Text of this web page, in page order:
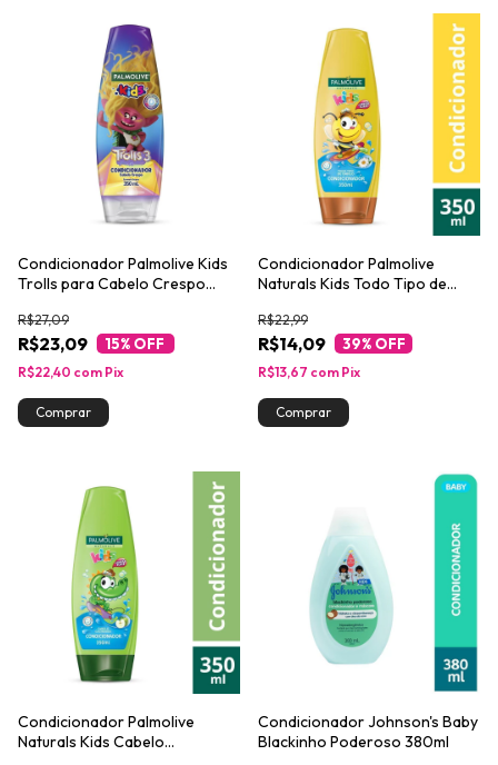
Condicionador Palmolive Kids
Trolls para Cabelo Crespo
R$23,09
R$27,09
15% OFF
R$22,40 com Pix
Condicionador Palmolive
Naturals Kids Todo Tipo de
R$14,09
R$22,99
39% OFF
R$13,67 com Pix
Condicionador Palmolive
Naturals Kids Cabelo
Condicionador Johnson's Baby
Blackinho Poderoso 380ml